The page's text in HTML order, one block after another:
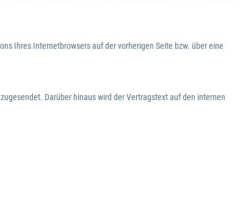
Ihres Internetbrowsers auf der vorherigen Seite bzw. über eine
Darüber hinaus wird der Vertragstext auf den internen